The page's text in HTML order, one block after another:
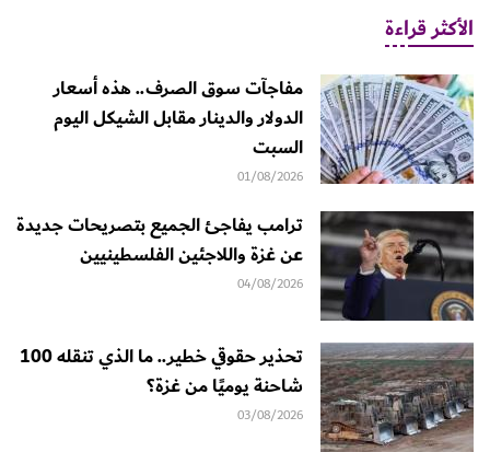
الأكثر قراءة
مفاجآت سوق الصرف.. هذه أسعار
الدولار والدينار مقابل الشيكل اليوم
السبت
01/08/2026
ترامب يفاجئ الجميع بتصريحات جديدة
عن غزة واللاجئين الفلسطينيين
04/08/2026
تحذير حقوقي خطير.. ما الذي تنقله 100
شاحنة يوميًا من غزة؟
03/08/2026